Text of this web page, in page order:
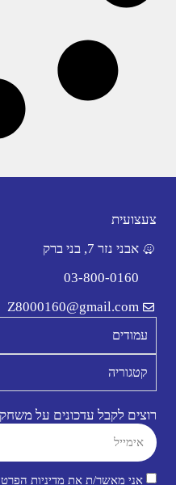
צעצועית
אבני נזר 7, בני ברק
03-800-0160
Z8000160@gmail.com
עמודים
קטגוריה
רוצים לקבל עדכונים על
אני מאשר/ת את מדיניות